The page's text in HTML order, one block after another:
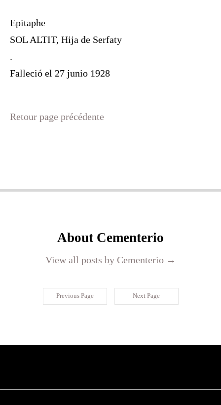
Epitaphe
SOL ALTIT, Hija de Serfaty
.
Falleció el 27 junio 1928
Retour page précédente
About Cementerio
View all posts by Cementerio →
Previous Page Next Page